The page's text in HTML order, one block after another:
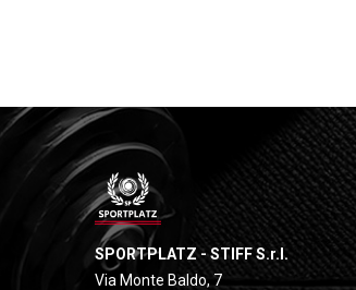
SPORTPLATZ - STIFF S.r.l.
Via Monte Baldo, 7